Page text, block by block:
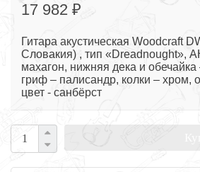
17 982 ₽
Гитара акустическая Woodcraft
Словакия) , тип «Dreadnought»,
махагон, нижняя дека и
гриф – палисандр, колки – хром,
цвет - санбёрст